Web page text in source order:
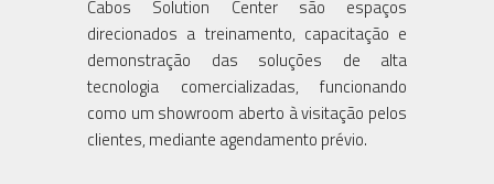
Cabos Solution Center são espaços
direcionados a treinamento, capacitação e
demonstração das soluções de alta
tecnologia comercializadas, funcionando
como um showroom aberto à visitação pelos
clientes, mediante agendamento prévio.